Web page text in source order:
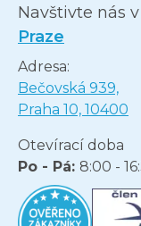
Navštivte nás v
Praze
Adresa:
Bečovská 939,
Praha 10, 10400
Otevírací doba
Po - Pá: 8:00 -